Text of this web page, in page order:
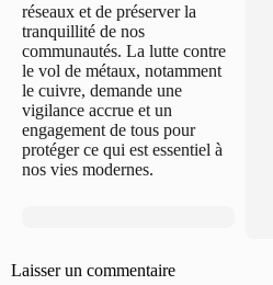
réseaux et de préserver la
tranquillité de nos
communautés. La lutte contre
le vol de métaux, notamment
le cuivre, demande une
vigilance accrue et un
engagement de tous pour
protéger ce qui est essentiel à
nos vies modernes.
Laisser un commentaire